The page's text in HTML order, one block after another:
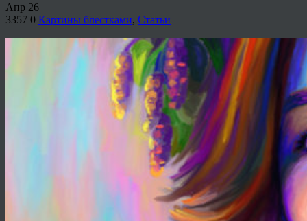
Апр 26
3357 0 Картины блестками, Статьи